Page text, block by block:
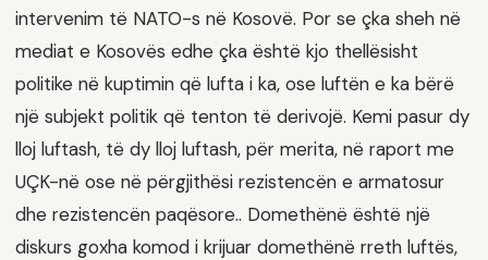
intervenim të NATO-s në Kosovë. Por se çka sheh në
mediat e Kosovës edhe çka është kjo thellësisht
politike në kuptimin që lufta i ka, ose luftën e ka bërë
një subjekt politik që tenton të derivojë. Kemi pasur dy
lloj luftash, të dy lloj luftash, për merita, në raport me
UÇK-në ose në përgjithësi rezistencën e armatosur
dhe rezistencën paqësore.. Domethënë është një
diskurs goxha komod i krijuar domethënë rreth luftës,